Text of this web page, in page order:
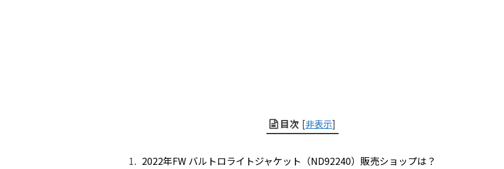
目次 [非表示]
2022年FW バルトロライトジャケット（ND92240）販売ショップは？